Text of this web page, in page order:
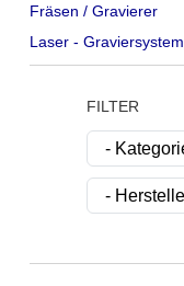
Fräsen / Gravierer
Laser - Graviersystem
FILTER